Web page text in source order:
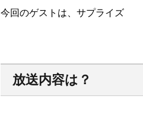
今回のゲストは、サプライズ
放送内容は？